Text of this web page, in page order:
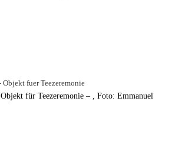
für Teezeremonie – , Foto: Emmanuel